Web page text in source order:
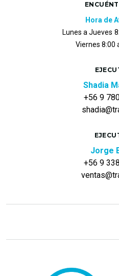
Hora de
Lunes a Jueves
Viernes 8:00
Shadia
+56 9
Jorge
+56 9